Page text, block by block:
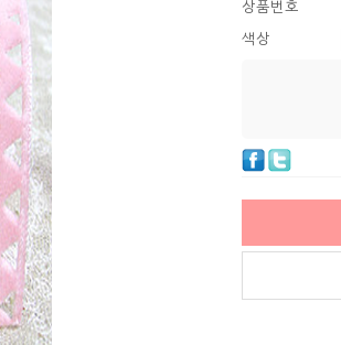
상품번호
색상